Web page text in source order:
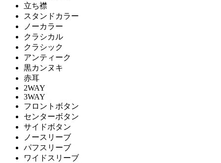
立ち襟
スタンドカラー
ノーカラー
クラシカル
クラシック
アンティーク
黒カンヌキ
赤耳
2WAY
3WAY
フロントボタン
センターボタン
サイドボタン
ノースリーブ
パフスリーブ
ワイドスリーブ